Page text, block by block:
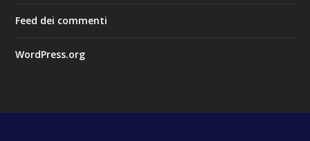
Feed dei commenti
WordPress.org